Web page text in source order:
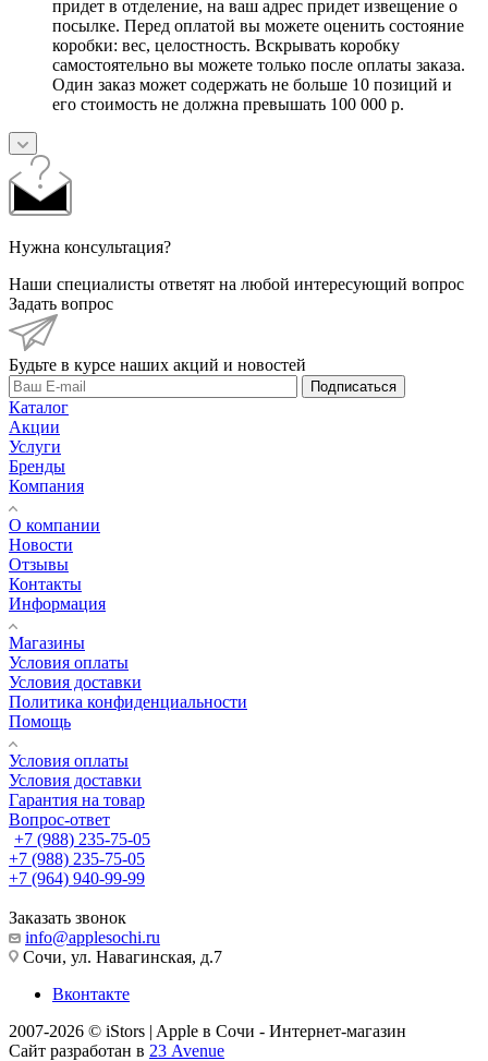
придет в отделение, на ваш адрес придет извещение о
посылке. Перед оплатой вы можете оценить состояние
коробки: вес, целостность. Вскрывать коробку
самостоятельно вы можете только после оплаты заказа.
Один заказ может содержать не больше 10 позиций и
его стоимость не должна превышать 100 000 р.
Нужна консультация?
Наши специалисты ответят на любой интересующий вопрос
Задать вопрос
Будьте в курсе наших акций и новостей
Подписаться
Каталог
Акции
Услуги
Бренды
Компания
О компании
Новости
Отзывы
Контакты
Информация
Магазины
Условия оплаты
Условия доставки
Политика конфиденциальности
Помощь
Условия оплаты
Условия доставки
Гарантия на товар
Вопрос-ответ
+7 (988) 235-75-05
+7 (988) 235-75-05
+7 (964) 940-99-99
Заказать звонок
info@applesochi.ru
Сочи, ул. Навагинская, д.7
Вконтакте
2007-2026 © iStors | Apple в Сочи - Интернет-магазин
Сайт разработан в 23 Avenue